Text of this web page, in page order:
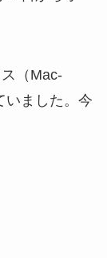
（Mac-
いました。今